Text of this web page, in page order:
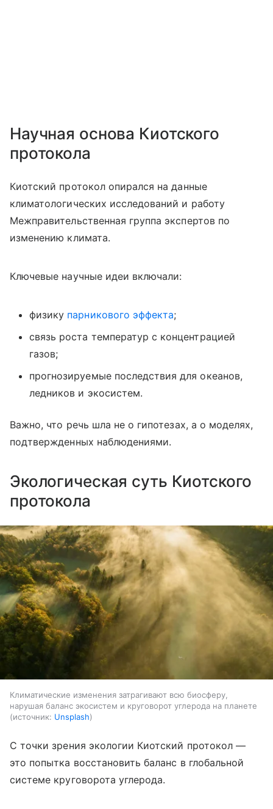
Научная основа Киотского
протокола
Киотский протокол опирался на данные
климатологических исследований и работу
Межправительственная группа экспертов по
изменению климата.
Ключевые научные идеи включали:
физику парникового эффекта;
связь роста температур с концентрацией
газов;
прогнозируемые последствия для океанов,
ледников и экосистем.
Важно, что речь шла не о гипотезах, а о моделях,
подтвержденных наблюдениями.
Экологическая суть Киотского
протокола
Климатические изменения затрагивают всю биосферу,
нарушая баланс экосистем и круговорот углерода на планете
источник: Unsplash
С точки зрения экологии Киотский протокол —
это попытка восстановить баланс в глобальной
системе круговорота углерода.